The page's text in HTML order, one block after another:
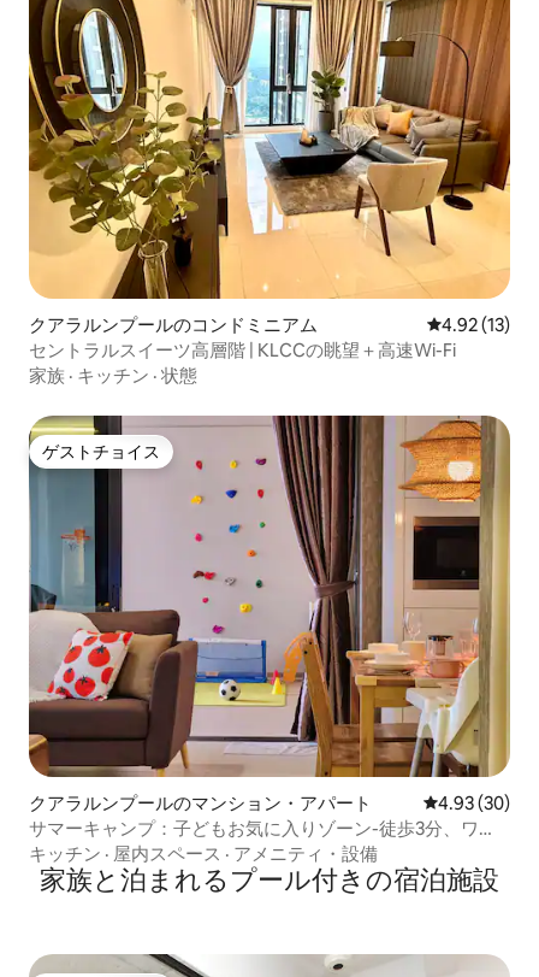
クアラルンプールのコンドミニアム レビュー13
4.92 (13)
セントラルスイーツ高層階 | KLCCの眺望＋高速Wi-Fi
家族 · キッチン · 状態
ゲストチョイス
ゲストチョイス
クアラルンプールのマンション・アパート レビュー30
4.93 (30)
サマーキャンプ：子どもお気に入りゾーン-徒歩3分、ワ
ン・モン・キアラ
キッチン · 屋内スペース · アメニティ・設備
家族と泊まれるプール付きの宿泊施設